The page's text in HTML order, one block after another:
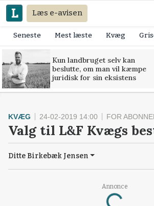
Læs e-avisen
Seneste Mest læste Kvæg
Kun landbruget selv kan
beslutte, om man vil kæmpe
juridisk for sin eksistens
Annonce
Loading...
KVÆG 24-02-2019 14:00 FOR
Valg til L&F Kvægs
Ditte Birkebæk Jensen